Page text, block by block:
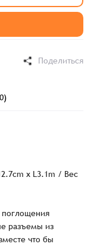
Поделиться
x L3.1m / Вес
разъемы из
что бы